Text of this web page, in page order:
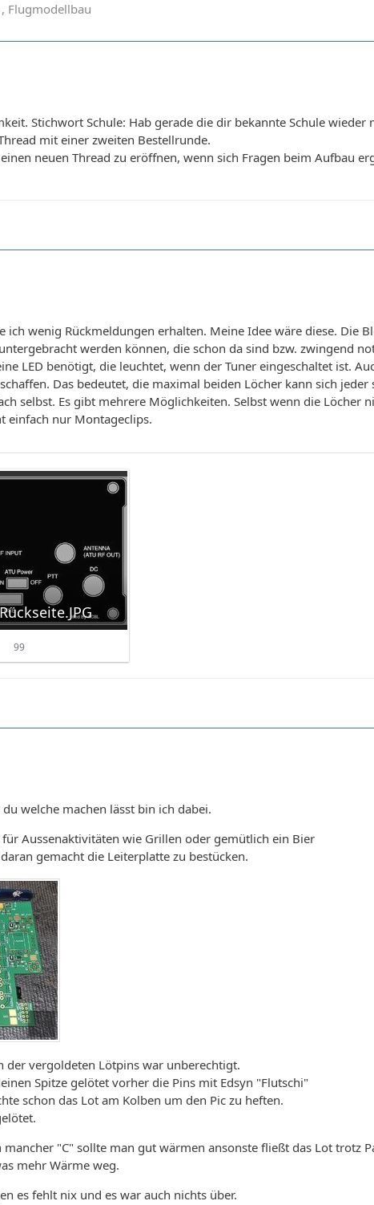
Flugmodellbau
Stichwort Schule: Hab gerade die dir bekannte Schule
mit einer zweiten Bestellrunde.
neuen Thread zu eröffnen, wenn sich Fragen beim Aufbau
ich wenig Rückmeldungen erhalten. Meine Idee wäre diese. Die
werden können, die schon da sind bzw. zwingend
LED benötigt, die leuchtet, wenn der Tuner eingeschaltet ist.
Das bedeutet, die maximal beiden Löcher kann sich
selbst. Es gibt mehrere Möglichkeiten. Selbst wenn die Löcher
einfach nur Montageclips.
99
welche machen lässt bin ich dabei.
Aussenaktivitäten wie Grillen oder gemütlich ein Bier
gemacht die Leiterplatte zu bestücken.
der vergoldeten Lötpins war unberechtigt.
Spitze gelötet vorher die Pins mit Edsyn "Flutschi"
schon das Lot am Kolben um den Pic zu heften.
"C" sollte man gut wärmen ansonste fließt das Lot trotz
mehr Wärme weg.
es fehlt nix und es war auch nichts über.